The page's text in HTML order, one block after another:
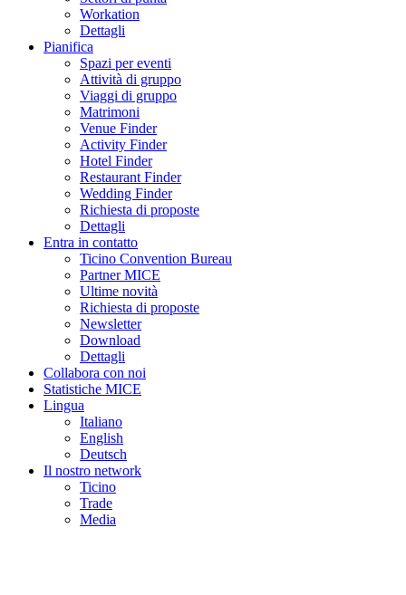
Workation
Dettagli
Pianifica
Spazi per eventi
Attività di gruppo
Viaggi di gruppo
Matrimoni
Venue Finder
Activity Finder
Hotel Finder
Restaurant Finder
Wedding Finder
Richiesta di proposte
Dettagli
Entra in contatto
Ticino Convention Bureau
Partner MICE
Ultime novità
Richiesta di proposte
Newsletter
Download
Dettagli
Collabora con noi
Statistiche MICE
Lingua
Italiano
English
Deutsch
Il nostro network
Ticino
Trade
Media